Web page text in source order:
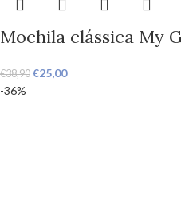
Mochila clássica My
€38,90 €25,00
-36%